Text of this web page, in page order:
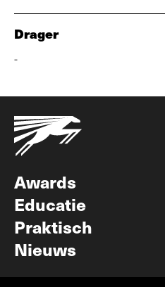
Drager
-
Awards
Educatie
Praktisch
Nieuws